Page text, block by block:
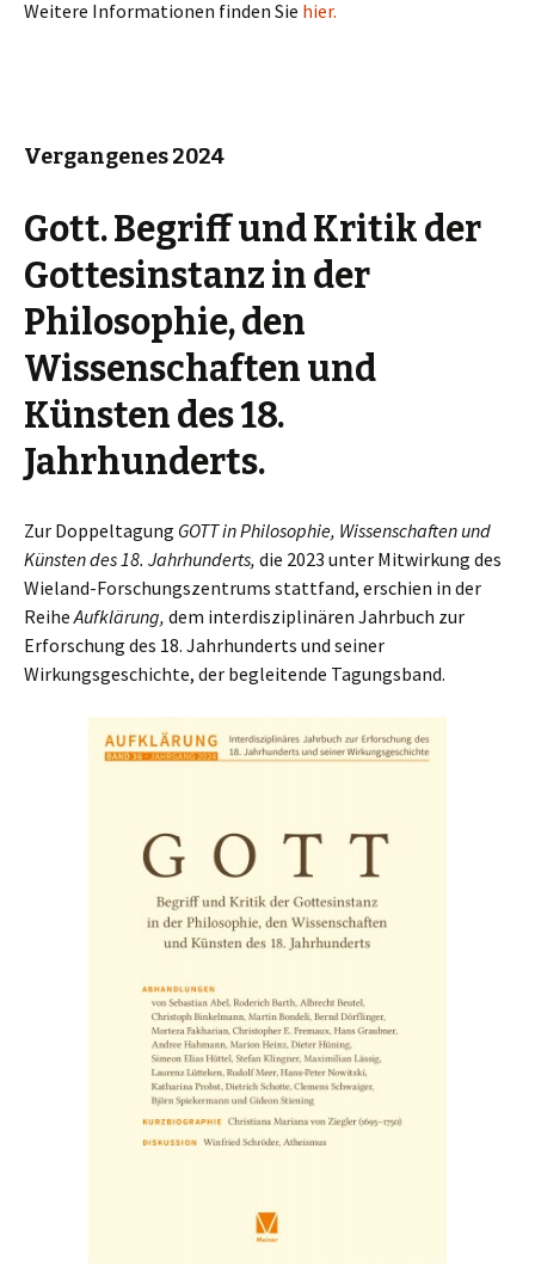
Weitere Informationen finden Sie hier.
Vergangenes 2024
Gott. Begriff und Kritik der
Gottesinstanz in der
Philosophie, den
Wissenschaften und
Künsten des 18.
Jahrhunderts.
Zur Doppeltagung GOTT in Philosophie, Wissenschaften und
Künsten des 18. Jahrhunderts, die 2023 unter Mitwirkung des
Wieland-Forschungszentrums stattfand, erschien in der
ReiheAufklärung, dem interdisziplinären Jahrbuch zur
Erforschung des 18. Jahrhunderts und seiner
Wirkungsgeschichte, der begleitende Tagungsband.